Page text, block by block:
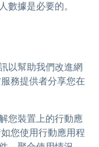
數據是必要的。
以幫助我們改進網
務提供者分享您在
您裝置上的行動應
您使用行動應用程